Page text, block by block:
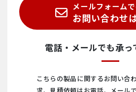
メールフォーム
お問い合わせ
電話・メールでも承っ
こちらの製品に関するお問い合